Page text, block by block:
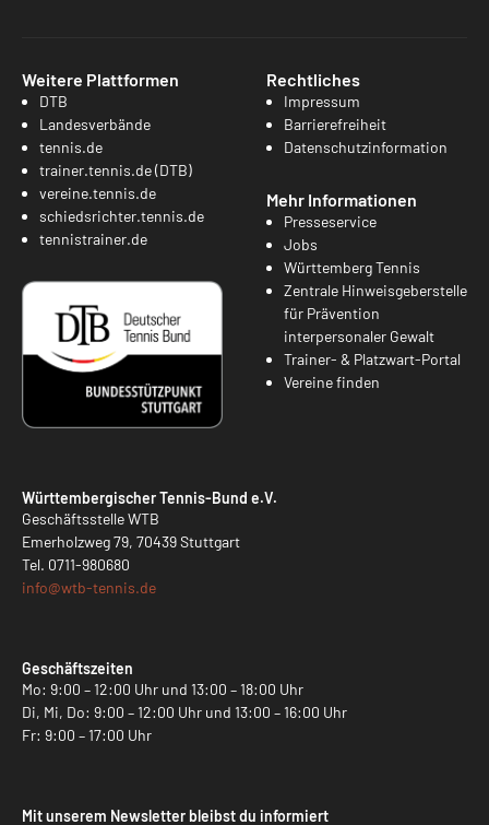
Weitere Plattformen
DTB
Landesverbände
tennis.de
trainer.tennis.de (DTB)
vereine.tennis.de
schiedsrichter.tennis.de
tennistrainer.de
Rechtliches
Impressum
Barrierefreiheit
Datenschutzinformation
Mehr Informationen
Presseservice
Jobs
Württemberg Tennis
Zentrale Hinweisgeberstelle
für Prävention
interpersonaler Gewalt
Trainer- & Platzwart-Portal
Vereine finden
Württembergischer Tennis-Bund e.V.
Geschäftsstelle WTB
Emerholzweg 79, 70439 Stuttgart
Tel. 0711-980680
info@wtb-tennis.de
Geschäftszeiten
Mo: 9:00 – 12:00 Uhr und 13:00 – 18:00 Uhr
Di, Mi, Do: 9:00 – 12:00 Uhr und 13:00 – 16:00 Uhr
Fr: 9:00 – 17:00 Uhr
Mit unserem Newsletter bleibst du informiert